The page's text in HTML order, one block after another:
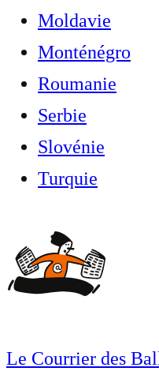
Moldavie
Monténégro
Roumanie
Serbie
Slovénie
Turquie
Le Courrier des